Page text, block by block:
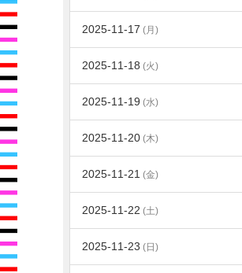
2025-11-17 (月)
2025-11-18 (火)
2025-11-19 (水)
2025-11-20(木)
2025-11-21 (金)
2025-11-22 (土)
2025-11-23 (日)